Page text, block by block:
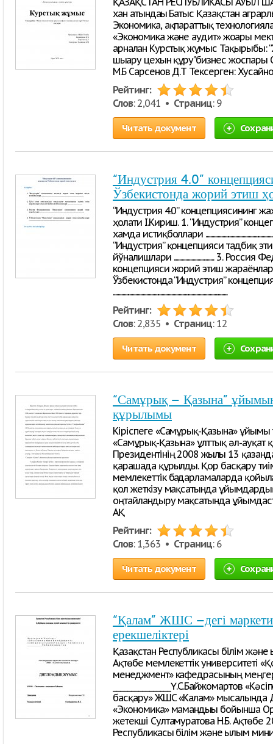
хан атындағы Батыс Қазақстан
Экономика, ақпараттық
«Экономика және аудит» жоғары
арналған Курстық жұмыс Тақырыбы:
шығару цехын құру’’бизнес
М.Б Сарсенов Д.Т Тексерген:
Рейтинг:
Слов: 2,041 • Страниц: 9
Читать документ
“Индустрия 4.0”
Ўзбекистонда жорий этиш
“Индустрия 4.0” концепциясининг
ҳолати I.Кириш. 1. “Индустрия”
хамда истиқболлари
“Индустрия” қонцепцияси тадбиқ
йўналишлари .................................. 3.
концепцияси жорий этиш жараёнлари
Ўзбекистонда “Индустрия”
................................................................................................
Рейтинг:
Слов: 2,835 • Страниц: 12
Читать документ
“Самұрық – Қазына”
құрылымы
Кіріспеге «Самұрық-Қазына» ұйымы
«Самұрық-Қазына» ұлттық әл-ауқат
Президентінің 2008 жылғы 13
қарашада құрылды. Қор басқару
мемлекеттік бағдарламаларда
қол жеткізу мақсатында
оңтайландыру мақсатында
АҚ
Рейтинг:
Слов: 1,363 • Страниц: 6
Читать документ
“Қалам” ЖШС –дегі
ерекшеліктері
Қазақстан Республикасы білім және
Ақтөбе мемлекеттік университеті
менеджмент» кафедрасының
________________Ү.С.Байжомартов
басқару» ЖШС «Калам»
«Экономика» мамандығы бойынша
жетекші Султамуратова Н.Б. Ақтөбе
Республикасы білім және ғылым